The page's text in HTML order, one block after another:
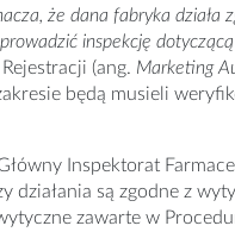
że dana fabryka działa
inspekcję
(ang. Marketing
będą musieli
Inspektorat
są zgodne z
zawarte w